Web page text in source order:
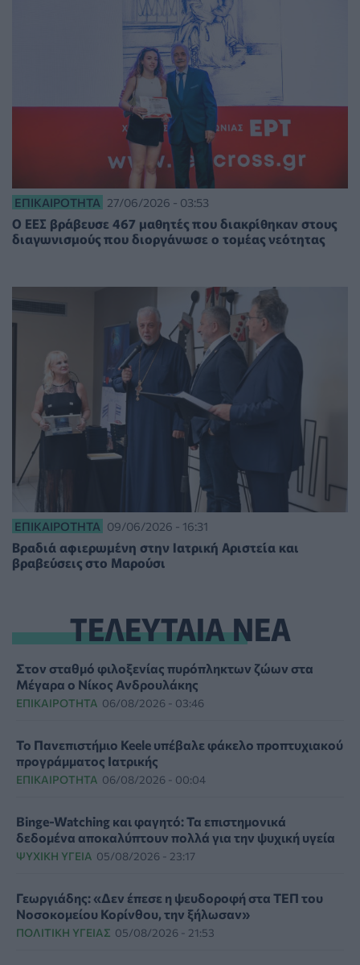
ΕΠΙΚΑΙΡΌΤΗΤΑ 27/06/2026 - 03:53
Ο ΕΕΣ βράβευσε 467 μαθητές που διακρίθηκαν στους
διαγωνισμούς που διοργάνωσε ο τομέας νεότητας
ΕΠΙΚΑΙΡΌΤΗΤΑ 09/06/2026 - 16:31
Βραδιά αφιερωμένη στην Ιατρική Αριστεία και
βραβεύσεις στο Μαρούσι
ΤΕΛΕΥΤΑΙΑ ΝΕΑ
Στον σταθμό φιλοξενίας πυρόπληκτων ζώων στα
Μέγαρα ο Νίκος Ανδρουλάκης
ΕΠΙΚΑΙΡΌΤΗΤΑ 06/08/2026 - 03:46
Το Πανεπιστήμιο Keele υπέβαλε φάκελο προπτυχιακού
προγράμματος Ιατρικής
ΕΠΙΚΑΙΡΌΤΗΤΑ 06/08/2026 - 00:04
Binge-Watching και φαγητό: Τα επιστημονικά
δεδομένα αποκαλύπτουν πολλά για την ψυχική υγεία
ΨΥΧΙΚΉ ΥΓΕΊΑ 05/08/2026 - 23:17
Γεωργιάδης: «Δεν έπεσε η ψευδοροφή στα ΤΕΠ του
Νοσοκομείου Κορίνθου, την ξήλωσαν»
ΠΟΛΙΤΙΚΉ ΥΓΕΊΑΣ 05/08/2026 - 21:53